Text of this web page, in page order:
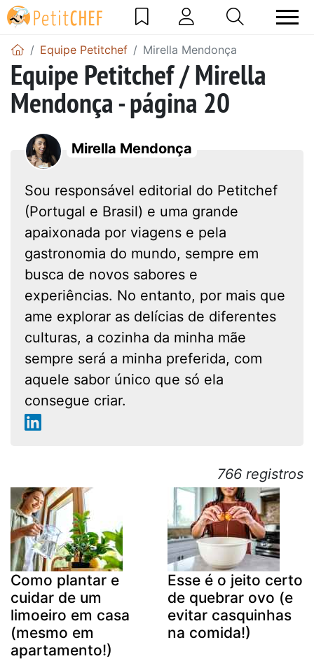
Equipe Petitchef Mirella Mendonça
Equipe Petitchef / Mirella
Mendonça - página 20
Mirella Mendonça
Sou responsável editorial do Petitchef
(Portugal e Brasil) e uma grande
apaixonada por viagens e pela
gastronomia do mundo, sempre em
busca de novos sabores e
experiências. No entanto, por mais que
ame explorar as delícias de diferentes
culturas, a cozinha da minha mãe
sempre será a minha preferida, com
aquele sabor único que só ela
consegue criar.
766 registros
Como plantar e
cuidar de um
limoeiro em casa
(mesmo em
apartamento!)
Esse é o jeito certo
de quebrar ovo (e
evitar casquinhas
na comida!)